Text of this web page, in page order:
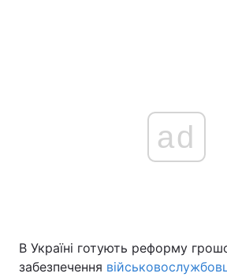
Україна
ad
В Україні готують реформу
забезпечення